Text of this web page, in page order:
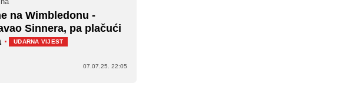
na Wimbledonu -
Sinnera, pa plačući
· UDARNA VIJEST
07.07.25. 22:05